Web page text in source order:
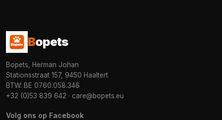
Bopets
Bopets, Herman Johan
Stationsstraat 157, 9450 Haaltert
BTW: BE 0760.058.346
+32 (0)53 839 642 · care@bopets.eu
Volg ons op Facebook